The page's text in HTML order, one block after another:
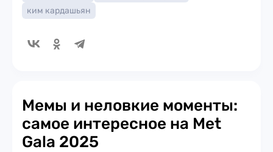
ким кардашьян
Мемы и неловкие моменты:
самое интересное на Met
Gala 2025